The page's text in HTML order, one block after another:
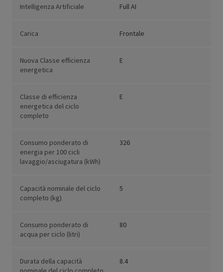
Intelligenza Artificiale Full AI
Carica Frontale
Nuova Classe efficienza
energetica
E
Classe di efficienza
energetica del ciclo
completo
E
Consumo ponderato di
energia per 100 cicli
lavaggio/asciugatura (kWh)
326
Capacità nominale del ciclo
completo (kg)
5
Consumo ponderato di
acqua per ciclo (litri)
80
Durata della capacità
8.4